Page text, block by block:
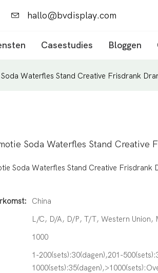
hallo@bvdisplay.com
Casestudies Bloggen
Waterfles Stand Creative Frisdrank
Soda Waterfles Stand Creative
Soda Waterfles Stand Creative Frisdrank
China
L/C, D/A, D/P, T/T, Western Union,
1000
1-200(sets):30(dagen),201-